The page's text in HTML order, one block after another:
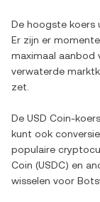
De hoogste koers
Er zijn er
maximaal aanbod
verwaterde
zet.
De USD Coin-
kunt ook
populaire
Coin (USDC) en
wisselen voor